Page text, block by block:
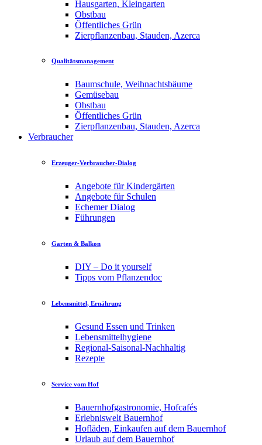
Hausgarten, Kleingarten
Obstbau
Öffentliches Grün
Zierpflanzenbau, Stauden, Azerca
Qualitätsmanagement
Baumschule, Weihnachtsbäume
Gemüsebau
Obstbau
Öffentliches Grün
Zierpflanzenbau, Stauden, Azerca
Verbraucher
Erzeuger-Verbraucher-Dialog
Angebote für Kindergärten
Angebote für Schulen
Echemer Dialog
Führungen
Garten & Balkon
DIY – Do it yourself
Tipps vom Pflanzendoc
Lebensmittel, Ernährung
Gesund Essen und Trinken
Lebensmittelhygiene
Regional-Saisonal-Nachhaltig
Rezepte
Service vom Hof
Bauernhofgastronomie, Hofcafés
Erlebniswelt Bauernhof
Hofläden, Einkaufen auf dem Bauernhof
Urlaub auf dem Bauernhof